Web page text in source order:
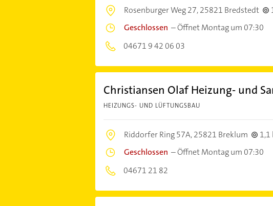
Rosenburger Weg 27,25821 Bredstedt
Geschlossen –Öffnet Montag um 07:30
04671 9 42 06 03
Christiansen Olaf Heizung- und
HEIZUNGS- UND LÜFTUNGSBAU
Riddorfer Ring 57A,25821 Breklum
1,1
Geschlossen –Öffnet Montag um 07:30
04671 21 82